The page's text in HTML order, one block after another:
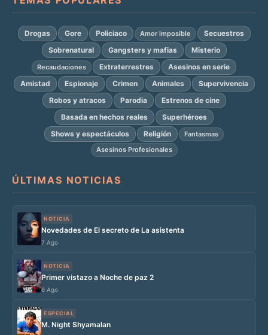
Drogas Gore Policíaco Amor imposible
Secuestros
Sobrenatural
Gangsters y mafias Misterio
Recaudaciones Extraterrestres
Asesinos en serie
Amistad
Espionaje Crimen Animales
Supervivencia
Robos y atracos
Parodia
Estrenos de cine
Basada en hechos reales
Superhéroes
Shows y espectáculos
Religión
Fantasmas
Asesinos Profesionales
ÚLTIMAS NOTICIAS
NOTICIA
Novedades de El secreto de La asistenta
7 Ago
NOTICIA
Primer vistazo a Noche de paz 2
6 Ago
ESPECIAL
M. Night Shyamalan